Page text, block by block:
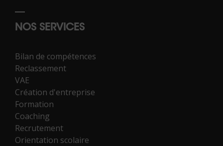
NOS SERVICES
Bilan de compétences
Reclassement
VAE
Création d'entreprise
Formation
Coaching
Recrutement
Orientation scolaire